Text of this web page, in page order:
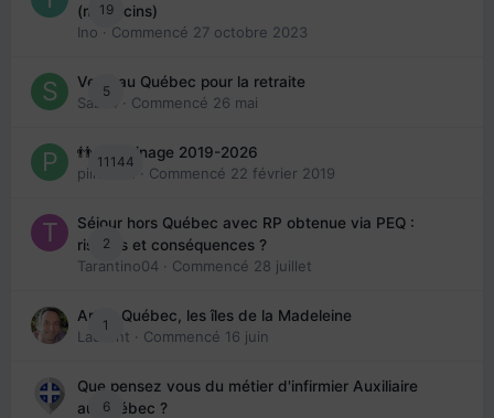
19
(médecins)
Ino · Commencé 27 octobre 2023
5
Venir au Québec pour la retraite
Sab74
· Commencé 26 mai
11144
👬 Parrainage 2019-2026
piinoush
· Commencé 22 février 2019
2
Séjour hors Québec avec RP obtenue via PEQ :
risques et conséquences ?
Tarantino04 · Commencé 28 juillet
1
Arte : Québec, les îles de la Madeleine
Laurent · Commencé 16 juin
6
Que pensez vous du métier d'infirmier Auxiliaire
au Québec ?